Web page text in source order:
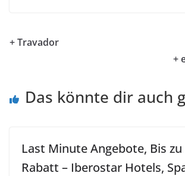
+ Travador
+
Das könnte dir auch
Last Minute Angebote, Bis zu
Rabatt – Iberostar Hotels,